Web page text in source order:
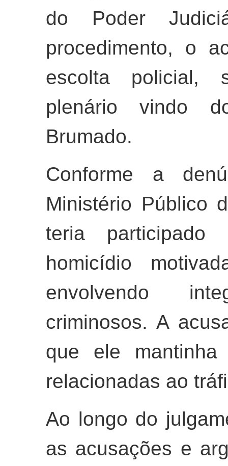
do Poder
procedimento, o
escolta policial,
plenário vindo
Brumado.
Conforme a
Ministério Público
teria
homicídio
envolvendo
criminosos. A
que ele mantinha
relacionadas ao
Ao longo do
as acusações e